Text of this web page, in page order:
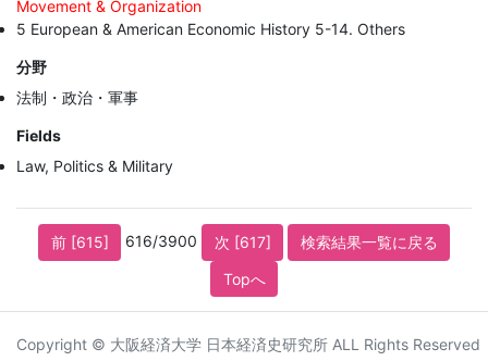
Movement & Organization
5 European & American Economic History 5-14. Others
分野
法制・政治・軍事
Fields
Law, Politics & Military
前 [615] 616/3900 次 [617]
検索結果一覧に戻る
Topへ
Copyright © 大阪経済大学 日本経済史研究所 ALL Rights Reserved